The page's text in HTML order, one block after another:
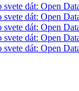
dát: Open
dát: Open
dát: Open
dát: Open
dát: Open